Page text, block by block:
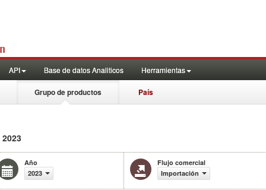
API Base de datos Analiticos Herramientas
Grupo de productos País
2023
Año
2023
Flujo comercial
Importación